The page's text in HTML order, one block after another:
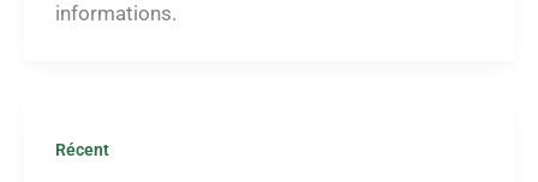
informations.
Récent